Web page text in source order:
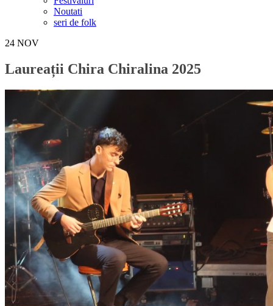
Noutati
seri de folk
24 NOV
Laureații Chira Chiralina 2025